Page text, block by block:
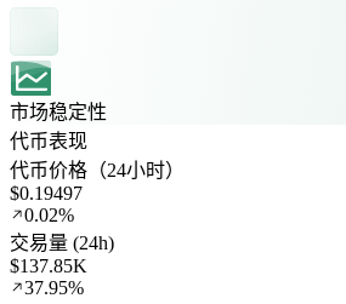
市场稳定性
代币表现
代币价格（24小时）
$0.19497
0.02%
交易量 (24h)
$137.85K
37.95%